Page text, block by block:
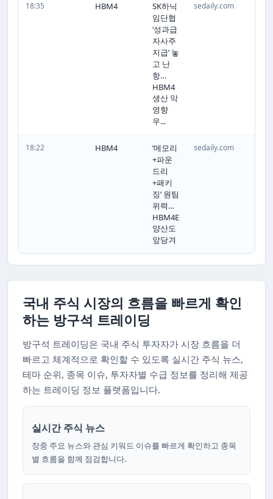
18:35 HBM4
SK하닉
임단협
‘성과급
자사주
지급’ 놓
고 난
항…
HBM4
생산 악
영향
우...
sedaily.com
18:22 HBM4
‘메모리
+파운
드리
+패키
징’ 원팀
위력…
HBM4E
양산도
앞당겨
sedaily.com
국내 주식 시장의 흐름을 빠르게 확인
하는 방구석 트레이딩
방구석 트레이딩은 국내 주식 투자자가 시장 흐름을 더
빠르고 체계적으로 확인할 수 있도록 실시간 주식 뉴스,
테마 순위, 종목 이슈, 투자자별 수급 정보를 정리해 제공
하는 트레이딩 정보 플랫폼입니다.
실시간 주식 뉴스
장중 주요 뉴스와 관심 키워드 이슈를 빠르게 확인하고 종목
별 흐름을 함께 점검합니다.